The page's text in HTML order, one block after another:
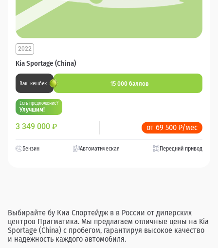
Kia Sportage (China)
2022
Ваш кешбек 15 000 баллов
Есть предложение?
Улучшим!
3 349 000 ₽ от 69 500 ₽/мес
Бензин Автоматическая Передний привод
Выбирайте бу Киа Спортейдж в в России от дилерских
центров Прагматика. Мы предлагаем отличные цены на Kia
Sportage (China) с пробегом, гарантируя высокое качество
и надежность каждого автомобиля.